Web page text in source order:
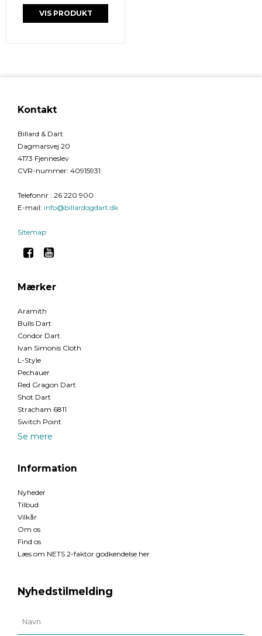
VIS PRODUKT
Kontakt
Billard & Dart
Dagmarsvej 20
4173 Fjenneslev
CVR-nummer: 40915931
Telefonnr.: 26 220 900
E-mail: info@billardogdart.dk
Sitemap
Mærker
Aramith
Bulls Dart
Condor Dart
Ivan Simonis Cloth
L-Style
Pechauer
Red Gragon Dart
Shot Dart
Stracham 6811
Switch Point
Se mere
Information
Nyheder
Tilbud
Vilkår
Om os
Find os
Læs om NETS 2-faktor godkendelse her
Nyhedstilmelding